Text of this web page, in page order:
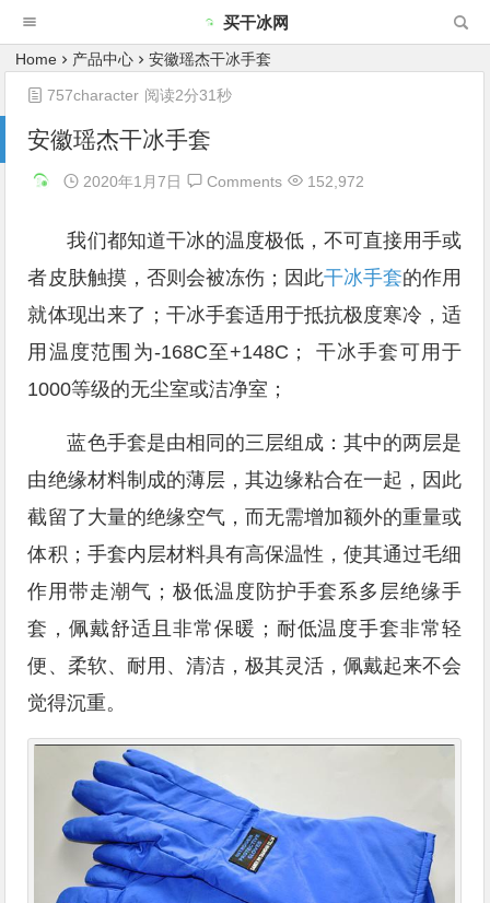
买干冰网
Home 产品中心 安徽瑶杰干冰手套
安徽瑶杰干冰手套
2020年1月7日 Comments 152,972
757character 阅读2分31秒
我们都知道干冰的温度极低，不可直接用手或
者皮肤触摸，否则会被冻伤；因此干冰手套的作用
就体现出来了；干冰手套适用于抵抗极度寒冷，适
用温度范围为-168C至+148C； 干冰手套可用于
1000等级的无尘室或洁净室；
蓝色手套是由相同的三层组成：其中的两层是
由绝缘材料制成的薄层，其边缘粘合在一起，因此
截留了大量的绝缘空气，而无需增加额外的重量或
体积；手套内层材料具有高保温性，使其通过毛细
作用带走潮气；极低温度防护手套系多层绝缘手
套，佩戴舒适且非常保暖；耐低温度手套非常轻
便、柔软、耐用、清洁，极其灵活，佩戴起来不会
觉得沉重。